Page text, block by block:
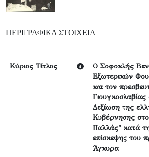
ΠΕΡΙΓΡΑΦΙΚΆ ΣΤΟΙΧΕΊΑ
Κύριος Τίτλος
Ο Σοφοκλής
Εξωτερικών
και τον
Δεξίωση της
Κυβέρνησης
Παλλάς" κατά
επίσκεψης του
Άγκυρα